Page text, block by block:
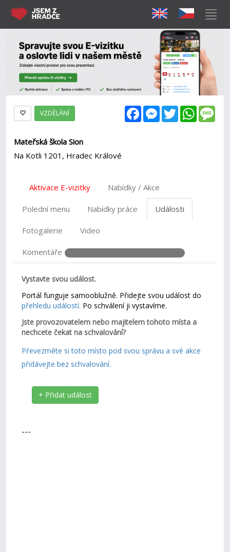
FacebookMessenger
Twitter
VZDĚLÁNÍ
Mateřská škola Sion
Na Kotli 1201, Hradec Králové
Aktivace E-vizitky Nabídky / Akce
Polední menu Nabídky práce Události
Fotogalerie Video
Komentáře
Vystavte svou událost.
Portál funguje samooblužně. Přidejte svou událost do
přehledu událostí. Po schválení ji vystavíme.
Jste provozovatelem nebo majitelem tohoto místa a
nechcete čekat na schvalování?
Převezměte si toto místo pod svou správu a své akce
přidávejte bez schvalování.
+ Přidat událost
---